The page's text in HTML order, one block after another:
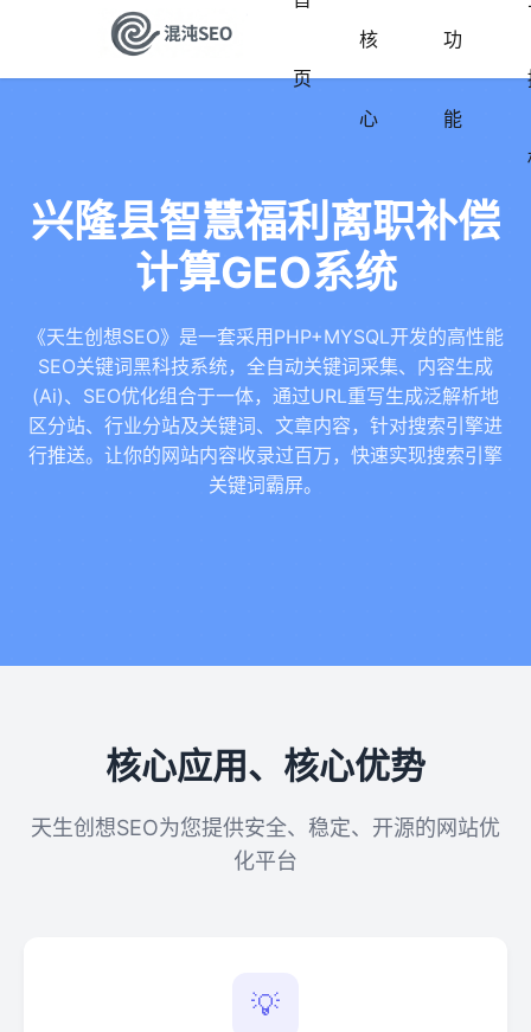
页
核
心
功
能
兴隆县智慧福利离职补偿
计算GEO系统
《天生创想SEO》是一套采用PHP+MYSQL开发的高性能
SEO关键词黑科技系统，全自动关键词采集、内容生成
(Ai)、SEO优化组合于一体，通过URL重写生成泛解析地
区分站、行业分站及关键词、文章内容，针对搜索引擎进
行推送。让你的网站内容收录过百万，快速实现搜索引擎
关键词霸屏。
核心应用、核心优势
天生创想SEO为您提供安全、稳定、开源的网站优
化平台
💡